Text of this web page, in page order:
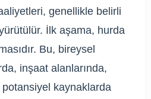
genellikle belirli
İlk aşama, hurda
Bu, bireysel
inşaat alanlarında,
kaynaklarda